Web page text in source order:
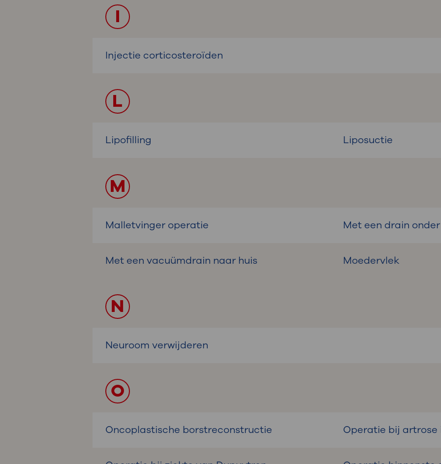
I
Injectie corticosteroïden
L
Lipofilling Liposuctie
M
Malletvinger operatie Met een drain
Met een vacuümdrain naar huis Moedervlek
N
Neuroom verwijderen
O
Oncoplastische borstreconstructie Operatie bij artrose